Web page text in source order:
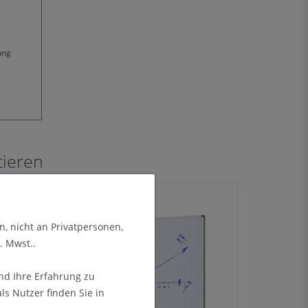
nicht an Privatpersonen,
Mwst..
Ihre Erfahrung zu
Nutzer finden Sie in